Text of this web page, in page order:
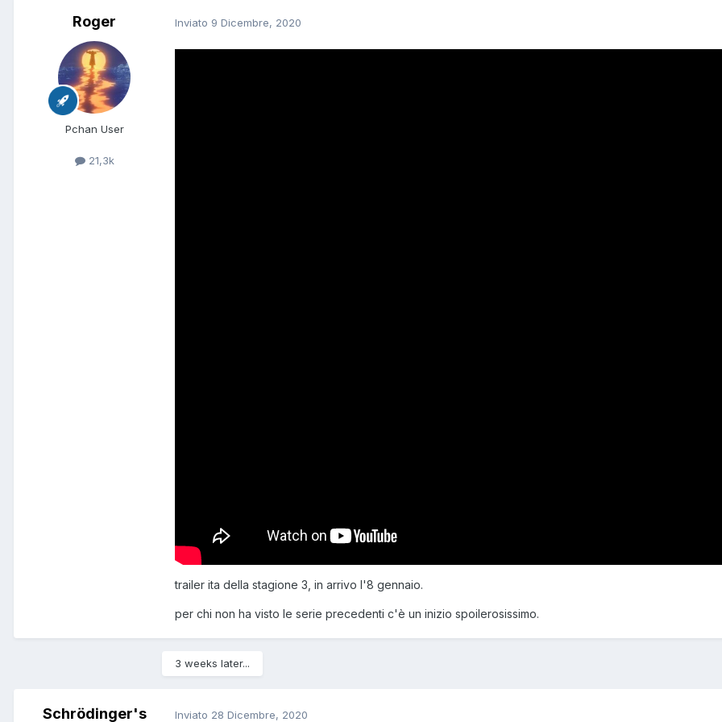
Roger
Pchan User
21,3k
Inviato 9 Dicembre, 2020
trailer ita della stagione 3, in arrivo l'8 gennaio.
per chi non ha visto le serie precedenti c'è un inizio spoilerosissimo.
3 weeks later...
Schrödinger's Inviato 28 Dicembre, 2020